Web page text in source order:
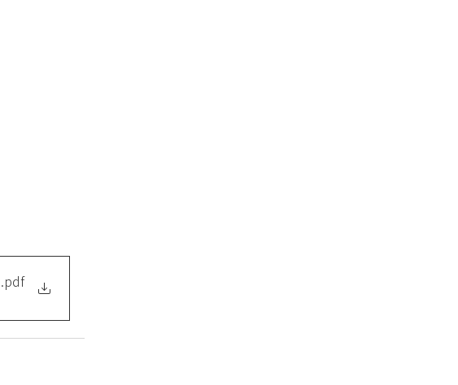
.pdf